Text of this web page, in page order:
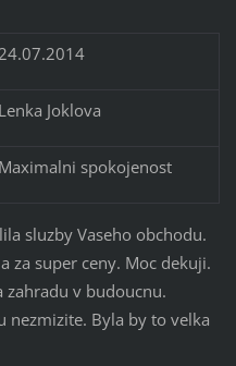
Lenka Joklova
Maximalni spokojenost
sluzby Vaseho obchodu.
za super ceny. Moc dekuji.
zahradu v budoucnu.
nezmizite. Byla by to velka